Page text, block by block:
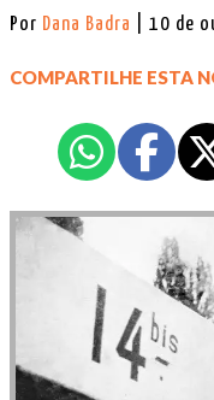
Por Dana Badra | 10 de
COMPARTILHE ESTA